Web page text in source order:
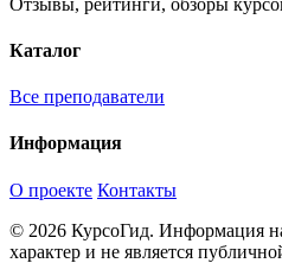
Каталог
Все преподаватели
Информация
О проекте Контакты
© 2026 КурсоГид. Информация
характер и не является